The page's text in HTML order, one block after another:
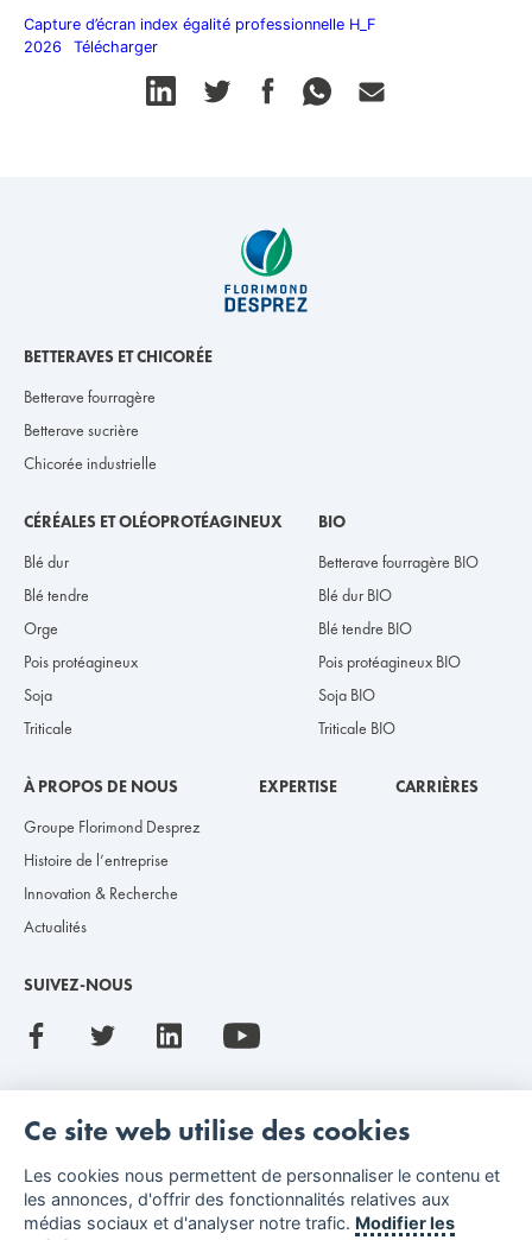
Capture d’écran index égalité professionnelle H_F
2026
Télécharger
BETTERAVES ET CHICORÉE
Betterave fourragère
Betterave sucrière
Chicorée industrielle
CÉRÉALES ET OLÉOPROTÉAGINEUX
Blé dur
Blé tendre
Orge
Pois protéagineux
Soja
Triticale
BIO
Betterave fourragère BIO
Blé dur BIO
Blé tendre BIO
Pois protéagineux BIO
Soja BIO
Triticale BIO
À PROPOS DE NOUS
Groupe Florimond Desprez
Histoire de l’entreprise
Innovation & Recherche
Actualités
EXPERTISE CARRIÈRES
SUIVEZ-NOUS
Mentions légales Index de l’égalité professionnelle
Ce site web utilise des cookies
Les cookies nous permettent de personnaliser le contenu et
les annonces, d'offrir des fonctionnalités relatives aux
médias sociaux et d'analyser notre trafic. Modifier les